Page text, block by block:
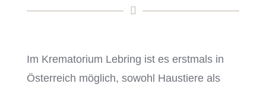
Im Krematorium Lebring ist es erstmals in
Österreich möglich, sowohl Haustiere als